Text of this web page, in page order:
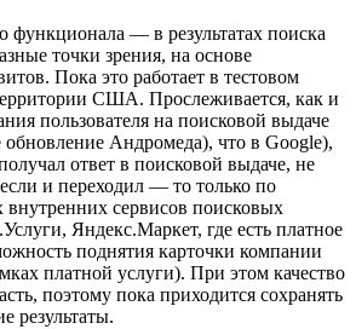
функционала — в результатах поиска
точки зрения, на основе
Пока это работает в тестовом
США. Прослеживается, как и
пользователя на поисковой выдаче
Андромеда), что в Google),
ответ в поисковой выдаче, не
и переходил — то только по
внутренних сервисов поисковых
Яндекс.Маркет, где есть платное
поднятия карточки компании
платной услуги). При этом качество
поэтому пока приходится сохранять
результаты.